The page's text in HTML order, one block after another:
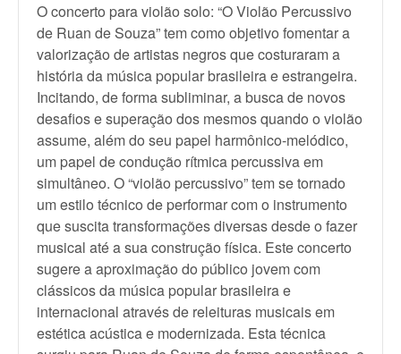
O concerto para violão solo: “O Violão Percussivo
de Ruan de Souza” tem como objetivo fomentar a
valorização de artistas negros que costuraram a
história da música popular brasileira e estrangeira.
Incitando, de forma subliminar, a busca de novos
desafios e superação dos mesmos quando o violão
assume, além do seu papel harmônico-melódico,
um papel de condução rítmica percussiva em
simultâneo. O “violão percussivo” tem se tornado
um estilo técnico de performar com o instrumento
que suscita transformações diversas desde o fazer
musical até a sua construção física. Este concerto
sugere a aproximação do público jovem com
clássicos da música popular brasileira e
internacional através de releituras musicais em
estética acústica e modernizada. Esta técnica